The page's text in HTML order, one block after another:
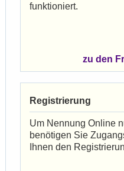
funktioniert.
zu den
Registrierung
Um Nennung Online
benötigen Sie
Ihnen den